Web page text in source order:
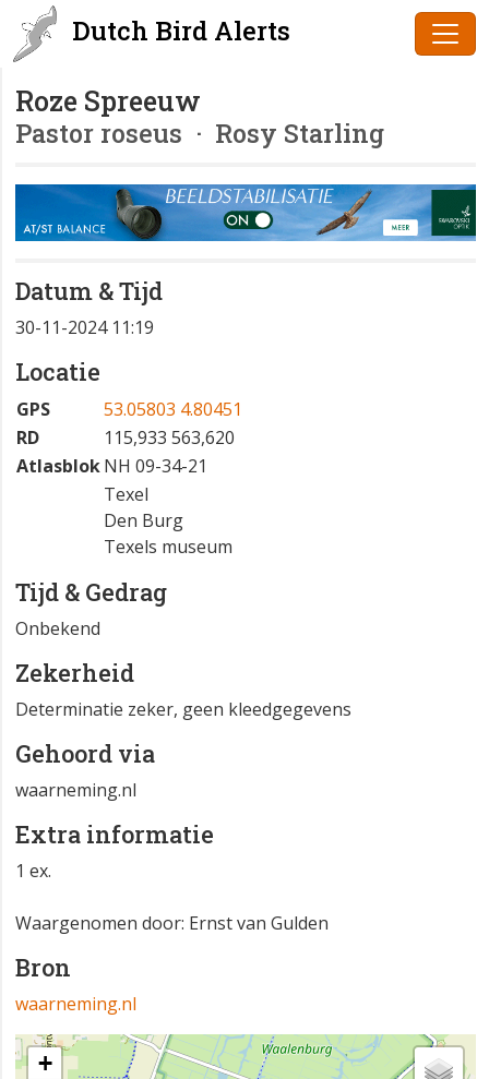
Dutch Bird Alerts
Roze Spreeuw
Pastor roseus · Rosy Starling
Datum & Tijd
30-11-2024 11:19
Locatie
GPS
53.05803 4.80451
RD
115,933 563,620
AtlasblokNH 09-34-21
Texel
Den Burg
Texels museum
Tijd & Gedrag
Onbekend
Zekerheid
Determinatie zeker, geen kleedgegevens
Gehoord via
waarneming.nl
Extra informatie
1 ex.
Waargenomen door: Ernst van Gulden
Bron
waarneming.nl
+